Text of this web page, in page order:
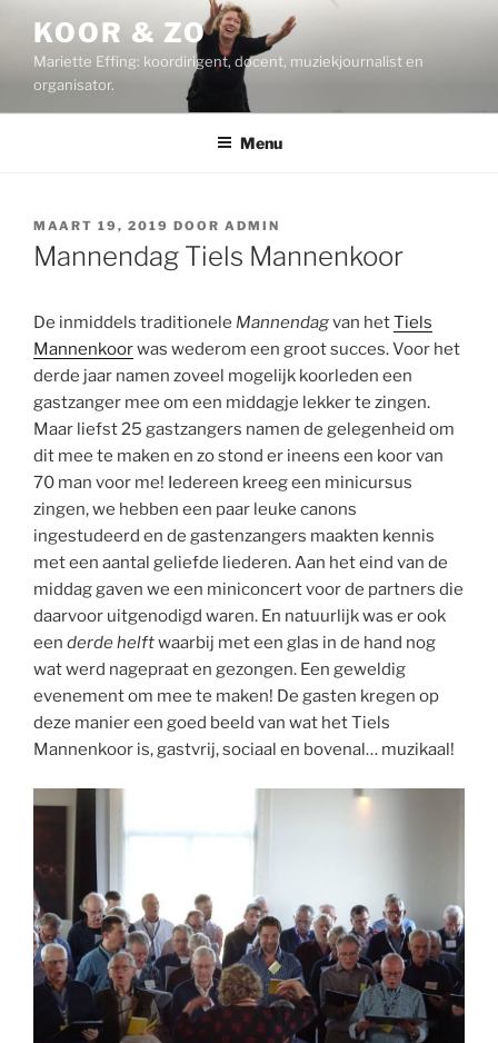
inhoud
KOOR & ZO
Mariette Effing: koordirigent, docent, muziekjournalist en
organisator.
Menu
GEPLAATST
OP
MAART 19, 2019 DOOR ADMIN
Mannendag Tiels Mannenkoor
De inmiddels traditionele Mannendagvan hetTiels
Mannenkoorwas wederom een groot succes. Voor het
derde jaar namen zoveel mogelijk koorleden een
gastzanger mee om een middagje lekker te zingen.
Maar liefst 25 gastzangers namen de gelegenheid om
dit mee te maken en zo stond er ineens een koor van
70 man voor me! Iedereen kreeg een minicursus
zingen, we hebben een paar leuke canons
ingestudeerd en de gastenzangers maakten kennis
met een aantal geliefde liederen. Aan het eind van de
middag gaven we een miniconcert voor de partners die
daarvoor uitgenodigd waren. En natuurlijk was er ook
een derdehelftwaarbij met een glas in de hand nog
wat werd nagepraat en gezongen. Een geweldig
evenement om mee te maken! De gasten kregen op
deze manier een goed beeld van wat het Tiels
Mannenkoor is, gastvrij, sociaal en bovenal… muzikaal!